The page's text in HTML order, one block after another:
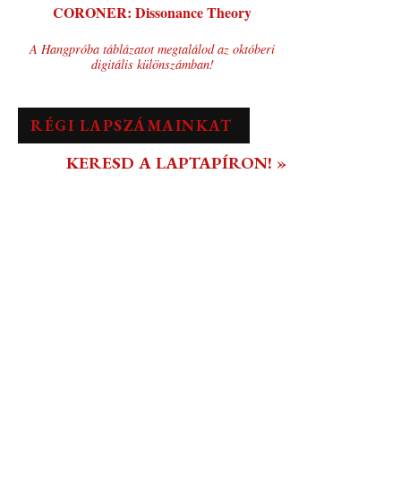
CORONER: Dissonance Theory
A Hangpróba táblázatot megtalálod az októberi
digitális különszámban!
RÉGI LAPSZÁMAINKAT
KERESD A LAPTAPÍRON! »